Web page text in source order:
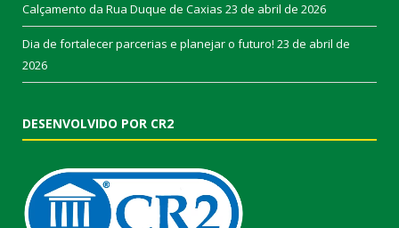
Calçamento da Rua Duque de Caxias 23 de abril de 2026
Dia de fortalecer parcerias e planejar o futuro! 23 de abril de
2026
DESENVOLVIDO POR CR2